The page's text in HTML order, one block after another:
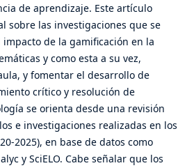
de aprendizaje. Este artículo
sobre las investigaciones que se
de la gamificación en la
y como esta a su vez,
y fomentar el desarrollo de
crítico y resolución de
se orienta desde una revisión
e investigaciones realizadas en los
2025), en base de datos como
y SciELO. Cabe señalar que los